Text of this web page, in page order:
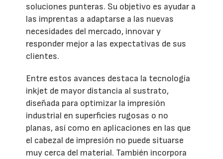
soluciones punteras. Su objetivo es ayudar a
las imprentas a adaptarse a las nuevas
necesidades del mercado, innovar y
responder mejor a las expectativas de sus
clientes.
Entre estos avances destaca la tecnología
inkjet de mayor distancia al sustrato,
diseñada para optimizar la impresión
industrial en superficies rugosas o no
planas, así como en aplicaciones en las que
el cabezal de impresión no puede situarse
muy cerca del material. También incorpora